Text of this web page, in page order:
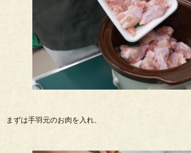
まずは手羽元のお肉を入れ、